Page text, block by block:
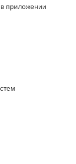
приложении